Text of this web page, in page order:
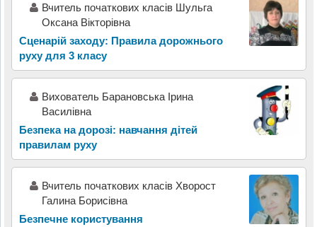
Вчитель початкових класів Шульга
Оксана Вікторівна
Сценарій заходу: Правила дорожнього
руху для 3 класу
Вихователь Барановська Ірина
Василівна
Безпека на дорозі: навчання дітей
правилам руху
Вчитель початкових класів Хворост
Галина Борисівна
Безпечне користування